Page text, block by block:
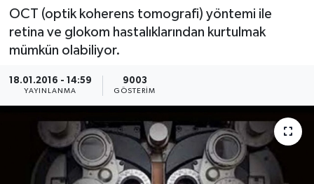
OCT (optik koherens tomografi) yöntemi ile
retina ve glokom hastalıklarından kurtulmak
mümkün olabiliyor.
18.01.2016 - 14:59
YAYINLANMA
9003
GÖSTERIM
Süper Lig Puan Durumu ve Fikstür
Tüm Manşetler
Son Dakika Haberleri